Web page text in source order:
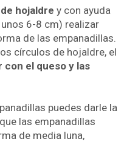
hojaldre y con ayuda
6-8 cm) realizar
de las empanadillas.
círculos de hojaldre, el
con el queso y las
puedes darle la
las empanadillas
de media luna,